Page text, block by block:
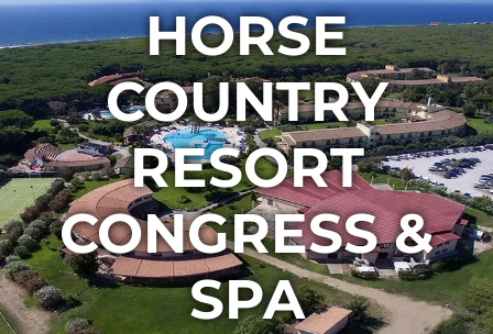
HORSE
COUNTRY
RESORT
CONGRESS &
SPA